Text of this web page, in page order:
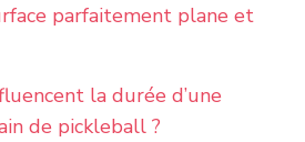
parfaitement plane et
la durée d’une
de pickleball ?